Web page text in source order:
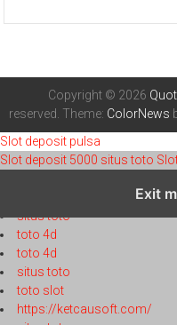
Copyright © 2026
reserved. Theme: ColorNews
Slot deposit pulsa
Slot deposit 5000 situs toto
Exit
situs toto
toto 4d
toto 4d
situs toto
toto slot
https://ketcausoft.com/